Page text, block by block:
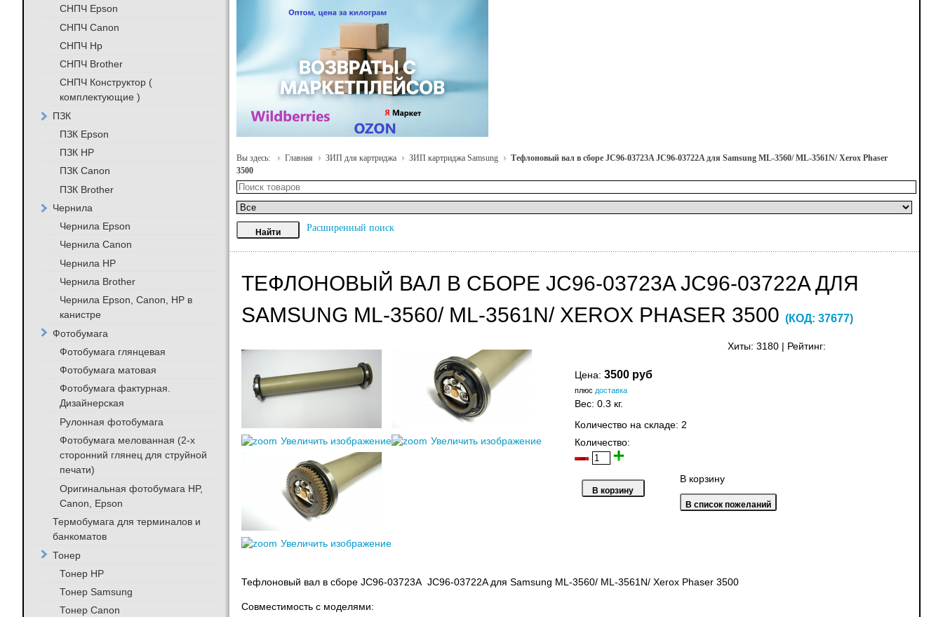
Вы здесь: Главная ЗИП для картриджа ЗИП картриджа Samsung
Тефлоновый вал в сборе JC96-03723A JC96-03722A для Samsung ML-3560/ ML-3561N/ Xerox Phaser
3500
Расширенный поиск
ТЕФЛОНОВЫЙ ВАЛ В СБОРЕ JC96-03723A JC96-03722A ДЛЯ
SAMSUNG ML-3560/ ML-3561N/ XEROX PHASER 3500 (КОД: 37677)
Хиты: 3180 Рейтинг:
Увеличить изображение Увеличить изображение
Увеличить изображение
Цена: 3500 руб
плюс доставка
Вес: 0.3 кг.
Количество на складе: 2
Количество:
В корзину
Тефлоновый вал в сборе JC96-03723A JC96-03722A для Samsung ML-3560/ ML-3561N/ Xerox Phaser 3500
Совместимость с моделями:
СНПЧ Epson
СНПЧ Canon
СНПЧ Hp
СНПЧ Brother
СНПЧ Конструктор (
комплектующие )
ПЗК
ПЗК Epson
ПЗК HP
ПЗК Canon
ПЗК Brother
Чернила
Чернила Epson
Чернила Canon
Чернила HP
Чернила Brother
Чернила Epson, Canon, HP в
канистре
Фотобумага
Фотобумага глянцевая
Фотобумага матовая
Фотобумага фактурная.
Дизайнерская
Рулонная фотобумага
Фотобумага мелованная (2-х
сторонний глянец для струйной
печати)
Оригинальная фотобумага HP,
Canon, Epson
Термобумага для терминалов и
банкоматов
Тонер
Тонер HP
Тонер Samsung
Тонер Canon